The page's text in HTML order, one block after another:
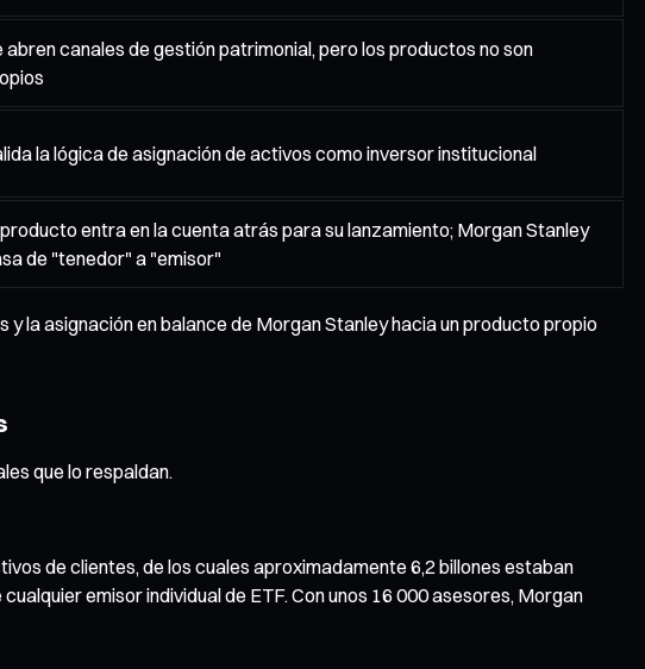
abren canales de gestión patrimonial, pero los productos no son
la lógica de asignación de activos como inversor institucional
entra en la cuenta atrás para su lanzamiento; Morgan Stanley
de "tenedor" a "emisor"
la asignación en balance de Morgan Stanley hacia un producto propio
que lo respaldan.
de clientes, de los cuales aproximadamente 6,2 billones estaban
emisor individual de ETF. Con unos 16 000 asesores, Morgan